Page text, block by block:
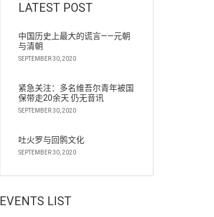
LATEST POST
中国历史上最大的谎言——元朝
与清朝
SEPTEMBER 30, 2020
紧急关注：多名维吾尔青年被国
保带走20余天 仍无音讯
SEPTEMBER 30, 2020
吐火罗与回鹘文化
SEPTEMBER 30, 2020
EVENTS LIST